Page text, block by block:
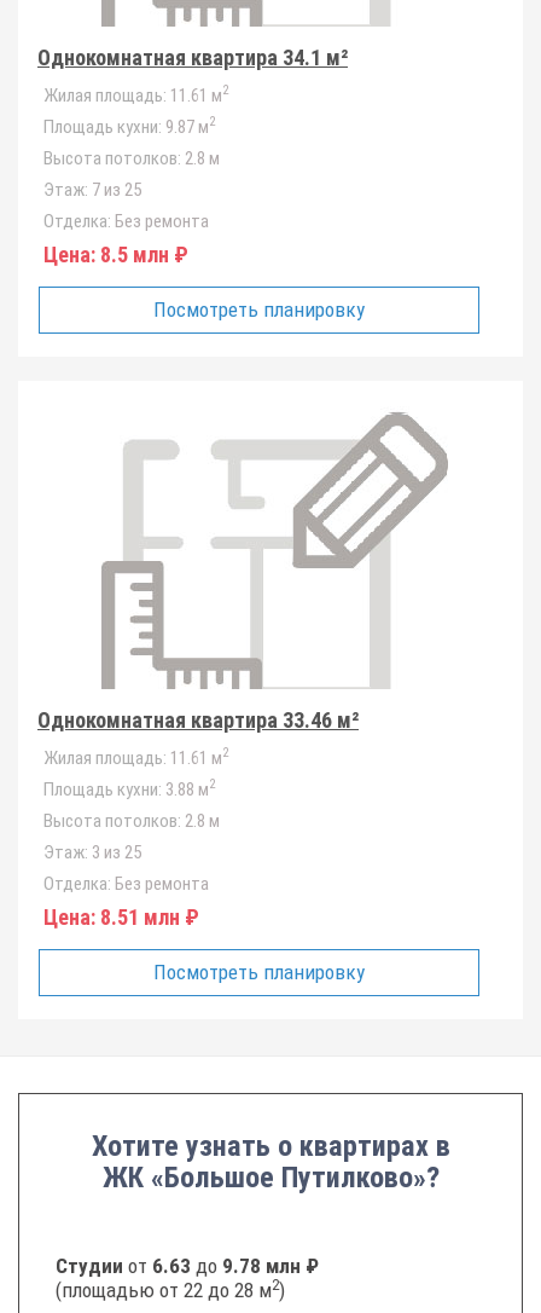
Однокомнатная квартира 34.1 м²
Жилая площадь: 11.61 м2
Площадь кухни: 9.87 м2
Высота потолков: 2.8 м
Этаж: 7 из 25
Отделка: Без ремонта
Цена: 8.5 млн ₽
Посмотреть планировку
Однокомнатная квартира 33.46 м²
Жилая площадь: 11.61 м2
Площадь кухни: 3.88 м2
Высота потолков: 2.8 м
Этаж: 3 из 25
Отделка: Без ремонта
Цена: 8.51 млн ₽
Посмотреть планировку
Хотите узнать о квартирах в
ЖК «Большое Путилково»?
Студии от 6.63 до 9.78 млн ₽
(площадью от 22 до 28 м2)